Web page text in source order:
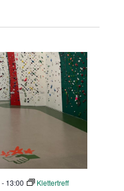
- 13:00 Klettertreff